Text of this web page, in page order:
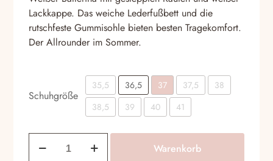
Lackkappe. Das weiche Lederfußbett und die
rutschfeste Gummisohle bieten besten Tragekomfort.
Der Allrounder im Sommer.
Schuhgröße
35,5 36,5 37 37,5
38
38,5
39 40 41
Warenkorb